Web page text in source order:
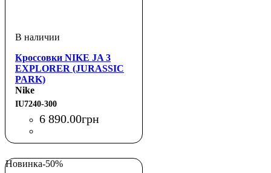
Кроссовки NIKE JA 3
EXPLORER (JURASSIC
PARK)
Nike
IU7240-300
6 890.00грн
Новинка-50%